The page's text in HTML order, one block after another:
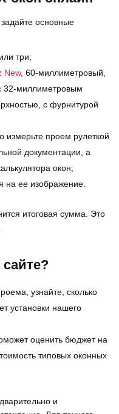
основные
три;
New, 60-миллиметровый,
32-миллиметровым
с фурнитурой
измерьте проем рулеткой
документации, а
окон;
на ее изображение.
итоговая сумма. Это
узнайте, сколько
установки нашего
оценить бюджет на
типовых оконных
и